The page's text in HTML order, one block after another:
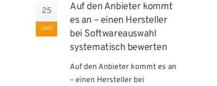
25
Juni
Auf den Anbieter kommt
es an – einen Hersteller
bei Softwareauswahl
systematisch bewerten
Auf den Anbieter kommt es an
– einen Hersteller bei